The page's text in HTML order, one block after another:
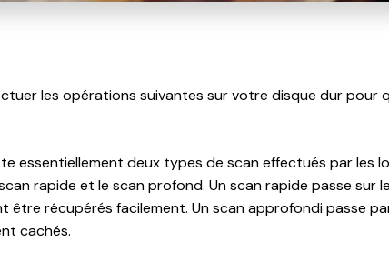
les opérations suivantes sur votre disque dur pour
essentiellement deux types de scan effectués par les
rapide et le scan profond. Un scan rapide passe sur
être récupérés facilement. Un scan approfondi passe
cachés.